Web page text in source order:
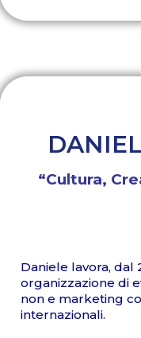
“Cultura,
Daniele lavora, dal
organizzazione di
non e marketing
internazionali.